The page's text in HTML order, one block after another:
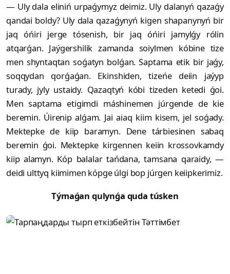
— Uly dala eliniń urpaǵymyz deimiz. Uly dalanyń qazaǵy
qandai boldy? Uly dala qazaǵynyń kigen shapanynyń bir
jaq óńiri jerge tósenish, bir jaq óńiri jamylǵy rólin
atqarǵan. Jaýgershilik zamanda soiylmen kóbine tize
men shyntaqtan soǵatyn bolǵan. Saptama etik bir jaǵy,
soqqydan qorǵaǵan. Ekinshiden, tizeńe deiin jaýyp
turady, jyly ustaidy. Qazaqtyń kóbi tizeden ketedi ǵoi.
Men saptama etigimdi máshinemen júrgende de kie
beremin. Úirenip alǵam. Jai aiaq kiim kisem, jel soǵady.
Mektepke de kiip baramyn. Dene tárbiesinen sabaq
beremin ǵoi. Mektepke kirgennen keiin krossovkamdy
kiip alamyn. Kóp balalar tańdana, tamsana qaraidy, —
deidi ulttyq kiimimen kópge úlgi bop júrgen keiipkerimiz.
Týmaǵan qulynǵa quda túsken